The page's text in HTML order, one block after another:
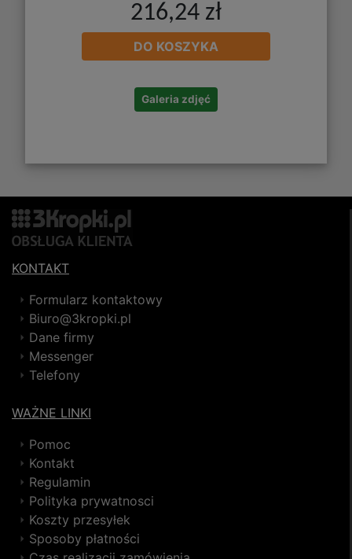
216,24 zł
DO KOSZYKA
Galeria zdjęć
KONTAKT
Formularz kontaktowy
Biuro@3kropki.pl
Dane firmy
Messenger
Telefony
WAŻNE LINKI
Pomoc
Kontakt
Regulamin
Polityka prywatnosci
Koszty przesyłek
Sposoby płatności